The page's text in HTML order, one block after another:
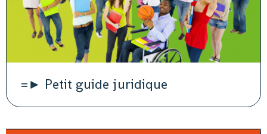
=► Petit guide juridique